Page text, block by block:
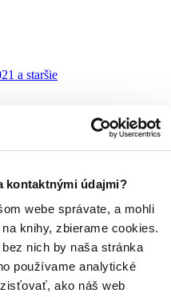
kontaktnými údajmi?
webe správate, a mohli
knihy, zbierame cookies.
nich by naša stránka
používame analytické
ako náš web
a staršie
J. K. Rowling258
Asagiri25
Kristýna Sněgoňová2
Sněgoňová (2 tituly)František
2
Kondo 1